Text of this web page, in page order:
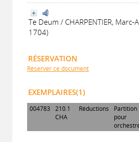
Te Deum / CHARPENTIER,
1704)
RÉSERVATION
Réserver ce document
EXEMPLAIRES(1)
004783
210.1
CHA
Réductions
Partition
pour